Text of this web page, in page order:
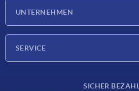
UNTERNEHMEN
SERVICE
SICHER